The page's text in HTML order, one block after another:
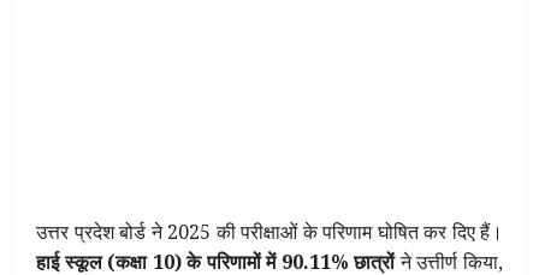
उत्तर प्रदेश बोर्ड ने 2025 की परीक्षाओं के परिणाम घोषित कर दिए हैं।
हाई स्कूल (कक्षा 10) के परिणामों में 90.11% छात्रोंने उत्तीर्ण किया,